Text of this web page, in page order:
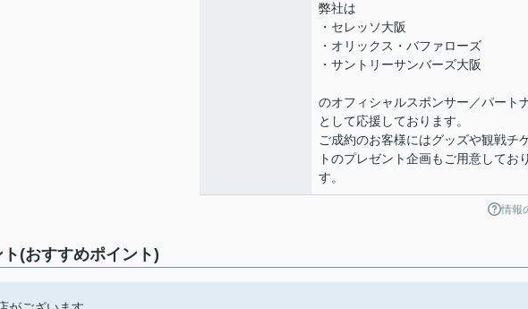
弊社は
・セレッソ大阪
・オリックス・バファローズ
・サントリーサンバーズ大阪
のオフィシャルスポンサー／パート
として応援しております。
ご成約のお客様にはグッズや観戦チ
トのプレゼント企画もご用意してお
す。
情報
(おすすめポイント)